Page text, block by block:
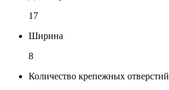
17
Ширина
8
Количество крепежных отверстий